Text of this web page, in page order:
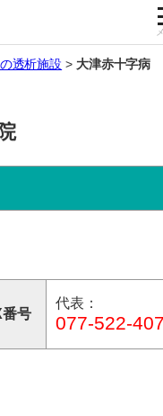
索する
透析施設
大津赤十字病
番号
代表：
077-522-